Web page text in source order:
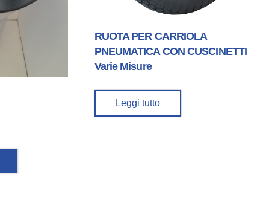
RUOTA PER CARRIOLA
PNEUMATICA CON CUSCINETTI
Varie Misure
Leggi tutto